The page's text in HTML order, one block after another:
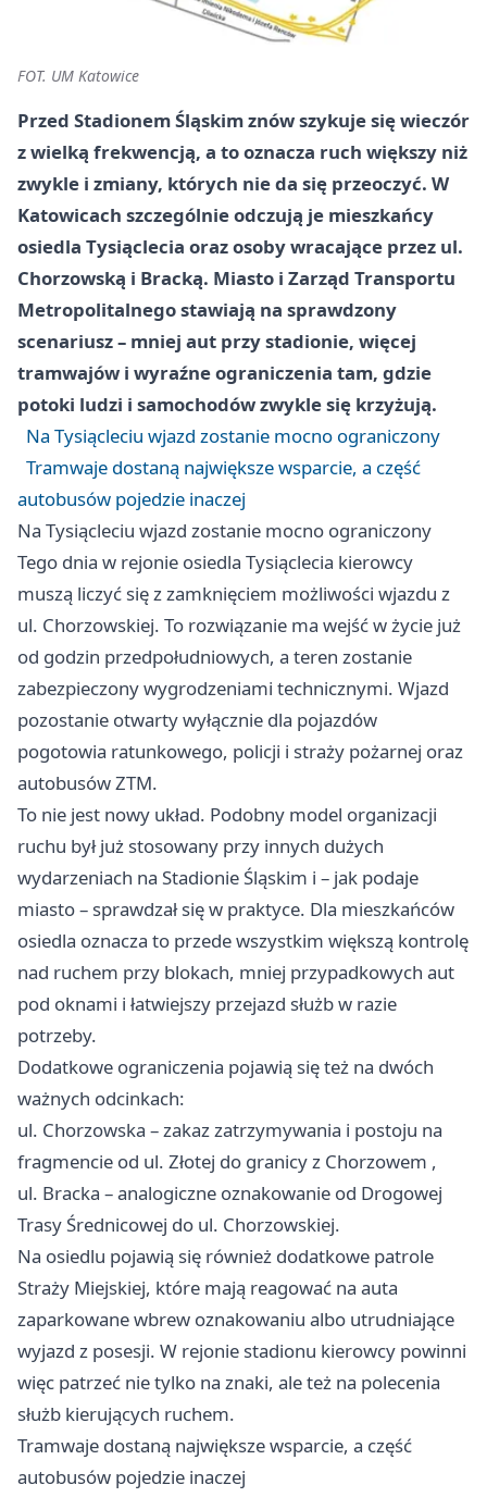
FOT. UM Katowice
Przed Stadionem Śląskim znów szykuje się wieczór
z wielką frekwencją, a to oznacza ruch większy niż
zwykle i zmiany, których nie da się przeoczyć. W
Katowicach szczególnie odczują je mieszkańcy
osiedla Tysiąclecia oraz osoby wracające przez ul.
Chorzowską i Bracką. Miasto i Zarząd Transportu
Metropolitalnego stawiają na sprawdzony
scenariusz – mniej aut przy stadionie, więcej
tramwajów i wyraźne ograniczenia tam, gdzie
potoki ludzi i samochodów zwykle się krzyżują.
Na Tysiącleciu wjazd zostanie mocno ograniczony
Tramwaje dostaną największe wsparcie, a część
autobusów pojedzie inaczej
Na Tysiącleciu wjazd zostanie mocno ograniczony
Tego dnia w rejonie osiedla Tysiąclecia kierowcy
muszą liczyć się z zamknięciem możliwości wjazdu z
ul. Chorzowskiej. To rozwiązanie ma wejść w życie już
od godzin przedpołudniowych, a teren zostanie
zabezpieczony wygrodzeniami technicznymi. Wjazd
pozostanie otwarty wyłącznie dla pojazdów
pogotowia ratunkowego, policji i straży pożarnej oraz
autobusów ZTM.
To nie jest nowy układ. Podobny model organizacji
ruchu był już stosowany przy innych dużych
wydarzeniach na Stadionie Śląskim i – jak podaje
miasto – sprawdzał się w praktyce. Dla mieszkańców
osiedla oznacza to przede wszystkim większą kontrolę
nad ruchem przy blokach, mniej przypadkowych aut
pod oknami i łatwiejszy przejazd służb w razie
potrzeby.
Dodatkowe ograniczenia pojawią się też na dwóch
ważnych odcinkach:
ul. Chorzowska – zakaz zatrzymywania i postoju na
fragmencie od ul. Złotej do granicy z Chorzowem ,
ul. Bracka – analogiczne oznakowanie od Drogowej
Trasy Średnicowej do ul. Chorzowskiej.
Na osiedlu pojawią się również dodatkowe patrole
Straży Miejskiej, które mają reagować na auta
zaparkowane wbrew oznakowaniu albo utrudniające
wyjazd z posesji. W rejonie stadionu kierowcy powinni
więc patrzeć nie tylko na znaki, ale też na polecenia
służb kierujących ruchem.
Tramwaje dostaną największe wsparcie, a część
autobusów pojedzie inaczej